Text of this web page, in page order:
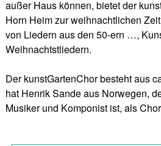
außer Haus können, bietet der
Horn Heim zur weihnachtlichen
von Liedern aus den 50-ern …,
Weihnachtstliedern.
Der kunstGartenChor besteht aus
hat Henrik Sande aus Norwegen,
Musiker und Komponist ist, als